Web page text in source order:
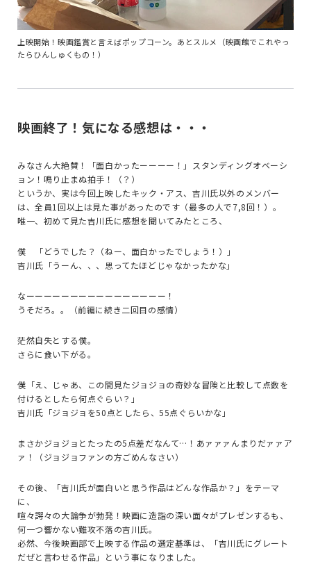
上映開始！映画鑑賞と言えばポップコーン。あとスルメ（映画館でこれやっ
たらひんしゅくもの！）
映画終了！気になる感想は・・・
みなさん大絶賛！「面白かったーーーー！」スタンディングオベーシ
ョン！鳴り止まぬ拍手！（？）
というか、実は今回上映したキック・アス、吉川氏以外のメンバー
は、全員1回以上は見た事があったのです（最多の人で7,8回！）。
唯一、初めて見た吉川氏に感想を聞いてみたところ、
僕 「どうでした？（ねー、面白かったでしょう！）」
吉川氏「うーん、、、思ってたほどじゃなかったかな」
なーーーーーーーーーーーーーーーー！
うそだろ。。（前編に続き二回目の感情）
茫然自失とする僕。
さらに食い下がる。
僕「え、じゃあ、この間見たジョジョの奇妙な冒険と比較して点数を
付けるとしたら何点ぐらい？」
吉川氏「ジョジョを50点としたら、55点ぐらいかな」
まさかジョジョとたったの5点差だなんて…！あァァァんまりだァァア
ァ！（ジョジョファンの方ごめんなさい）
その後、「吉川氏が面白いと思う作品はどんな作品か？」をテーマ
に、
喧々諤々の大論争が勃発！映画に造詣の深い面々がプレゼンするも、
何一つ響かない難攻不落の吉川氏。
必然、今後映画部で上映する作品の選定基準は、「吉川氏にグレート
だぜと言わせる作品」という事になりました。